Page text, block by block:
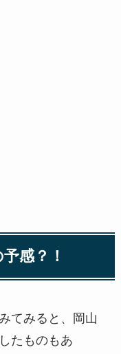
感？！
てみると、岡山
たものもあ